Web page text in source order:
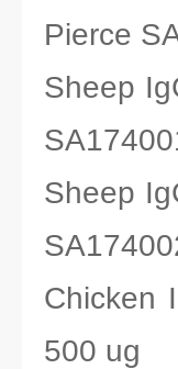
Pierce
Sheep
Sheep
Chicken
500 ug